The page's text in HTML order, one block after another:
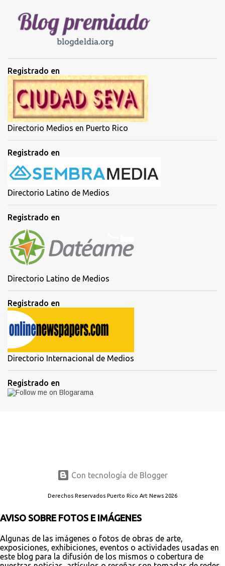
o
s
Registrado en
Directorio Medios en Puerto Rico
Registrado en
Directorio Latino de Medios
Registrado en
Directorio Latino de Medios
Registrado en
Directorio Internacional de Medios
Registrado en
Con tecnología de Blogger
Derechos Reservados Puerto Rico Art News 2026
AVISO SOBRE FOTOS E IMÁGENES
Algunas de las imágenes o fotos de obras de arte,
exposiciones, exhibiciones, eventos o actividades usadas en
este blog para la difusión de los mismos o cobertura de